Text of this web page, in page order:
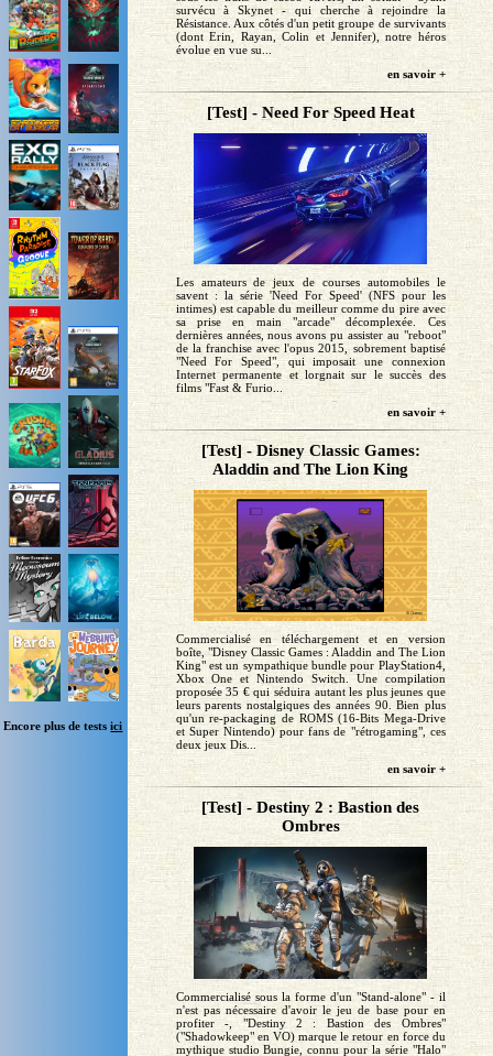
Encore plus de testsici
survécu à Skynet - qui cherche à rejoindre la
Résistance. Aux côtés d'un petit groupe de survivants
(dont Erin, Rayan, Colin et Jennifer), notre héros
évolue en vue su...
en savoir +
[Test] - Need For Speed Heat
Les amateurs de jeux de courses automobiles le
savent : la série 'Need For Speed' (NFS pour les
intimes) est capable du meilleur comme du pire avec
sa prise en main "arcade" décomplexée. Ces
dernières années, nous avons pu assister au "reboot"
de la franchise avec l'opus 2015, sobrement baptisé
"Need For Speed", qui imposait une connexion
Internet permanente et lorgnait sur le succès des
films "Fast & Furio...
en savoir +
[Test] - Disney Classic Games:
Aladdin and The Lion King
Commercialisé en téléchargement et en version
boîte, "Disney Classic Games : Aladdin and The Lion
King" est un sympathique bundle pour PlayStation4,
Xbox One et Nintendo Switch. Une compilation
proposée 35 € qui séduira autant les plus jeunes que
leurs parents nostalgiques des années 90. Bien plus
qu'un re-packaging de ROMS (16-Bits Mega-Drive
et Super Nintendo) pour fans de "rétrogaming", ces
deux jeux Dis...
en savoir +
[Test] - Destiny 2 : Bastion des
Ombres
Commercialisé sous la forme d'un "Stand-alone" - il
n'est pas nécessaire d'avoir le jeu de base pour en
profiter -, "Destiny 2 : Bastion des Ombres"
("Shadowkeep" en VO) marque le retour en force du
mythique studio Bungie, connu pour la série "Halo"